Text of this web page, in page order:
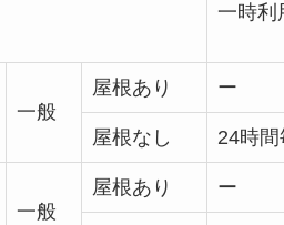
一時利
一般
屋根あり ー
屋根なし 24時
一般
屋根あり ー